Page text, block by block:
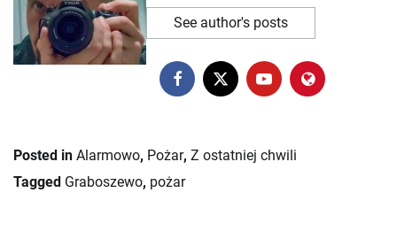
See author's posts
Posted in Alarmowo, Pożar, Z ostatniej chwili
Tagged Graboszewo, pożar